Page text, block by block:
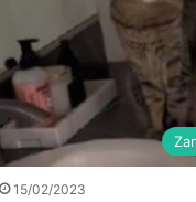
15/02/2023